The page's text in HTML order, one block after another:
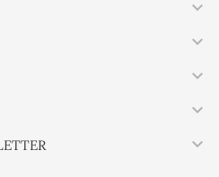




